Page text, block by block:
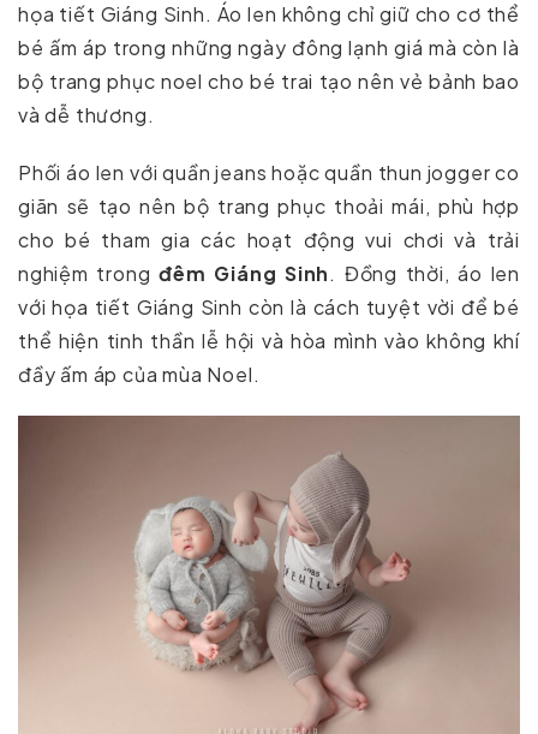
họa tiết Giáng Sinh. Áo len không chỉ giữ cho cơ thể
bé ấm áp trong những ngày đông lạnh giá mà còn là
bộ trang phục noel cho bé trai tạo nên vẻ bảnh bao
và dễ thương.
Phối áo len với quần jeans hoặc quần thun jogger co
giãn sẽ tạo nên bộ trang phục thoải mái, phù hợp
cho bé tham gia các hoạt động vui chơi và trải
nghiệm trongđêm Giáng Sinh. Đồng thời, áo len
với họa tiết Giáng Sinh còn là cách tuyệt vời để bé
thể hiện tinh thần lễ hội và hòa mình vào không khí
đầy ấm áp của mùa Noel.